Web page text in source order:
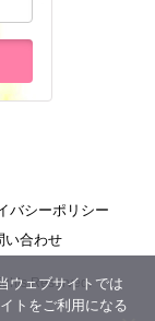
バシーポリシー
い合わせ
Reserved.
ウェブサイトでは
トをご利用になる